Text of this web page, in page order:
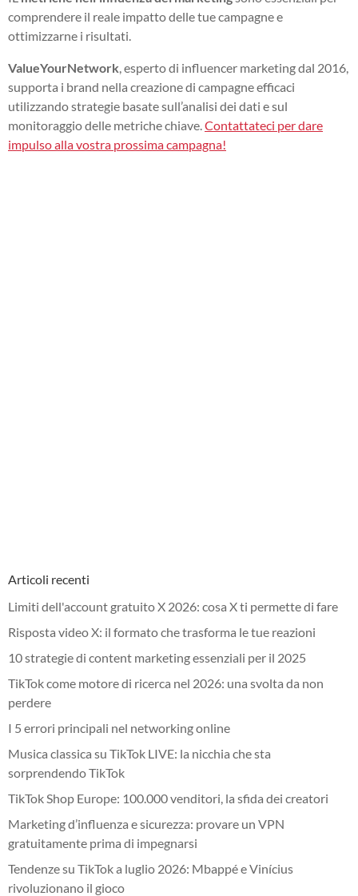
comprendere il reale impatto delle tue campagne e
ottimizzarne i risultati.
ValueYourNetwork , esperto di influencer marketing dal 2016,
supporta i brand nella creazione di campagne efficaci
utilizzando strategie basate sull’analisi dei dati e sul
monitoraggio delle metriche chiave. Contattateci per dare
impulso alla vostra prossima campagna!
Articoli recenti
Limiti dell'account gratuito X 2026: cosa X ti permette di fare
Risposta video X: il formato che trasforma le tue reazioni
10 strategie di content marketing essenziali per il 2025
TikTok come motore di ricerca nel 2026: una svolta da non
perdere
I 5 errori principali nel networking online
Musica classica su TikTok LIVE: la nicchia che sta
sorprendendo TikTok
TikTok Shop Europe: 100.000 venditori, la sfida dei creatori
Marketing d’influenza e sicurezza: provare un VPN
gratuitamente prima di impegnarsi
Tendenze su TikTok a luglio 2026: Mbappé e Vinícius
rivoluzionano il gioco